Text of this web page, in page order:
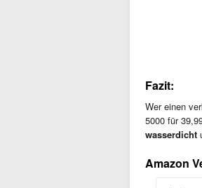
Fazit:
Wer einen
5000 für
wasserdicht
Amazon